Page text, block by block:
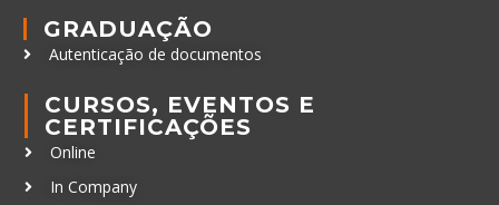
GRADUAÇÃO
Autenticação de documentos
CURSOS, EVENTOS E
CERTIFICAÇÕES
Online
In Company